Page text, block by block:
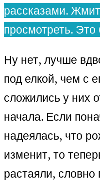
рассказами.
просмотреть.
Ну нет, лучше
под елкой, чем с
сложились у них
начала. Если
надеялась, что
изменит, то
растаяли, словно